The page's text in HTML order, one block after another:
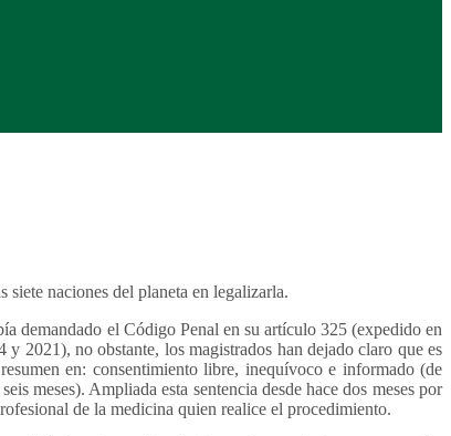
naciones del planeta en legalizarla.
demandado el Código Penal en su artículo 325 (expedido en
2021), no obstante, los magistrados han dejado claro que es
en: consentimiento libre, inequívoco e informado (de
meses). Ampliada esta sentencia desde hace dos meses por
de la medicina quien realice el procedimiento.